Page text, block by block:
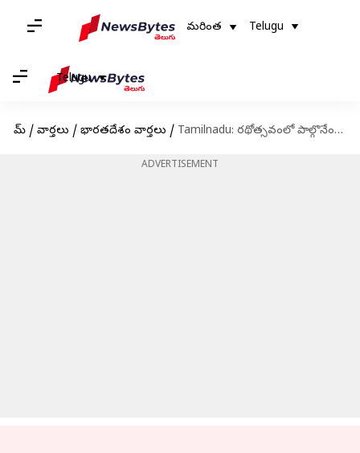
మరింత Telugu
Telugu
హోమ్ / వార్తలు / భారతదేశం వార్తలు / Tamilnadu: రథోత్సవంలో పాల్గొనేందుకు వెళ్లిన మైనర్ బాలికపై సామూహిక అత్యాచారం.. ఏడుగురు నిందితులు అరెస్ట్
ADVERTISEMENT